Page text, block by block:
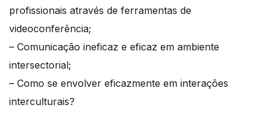
profissionais através de ferramentas de
videoconferência;
– Comunicação ineficaz e eficaz em ambiente
intersectorial;
– Como se envolver eficazmente em interações
interculturais?